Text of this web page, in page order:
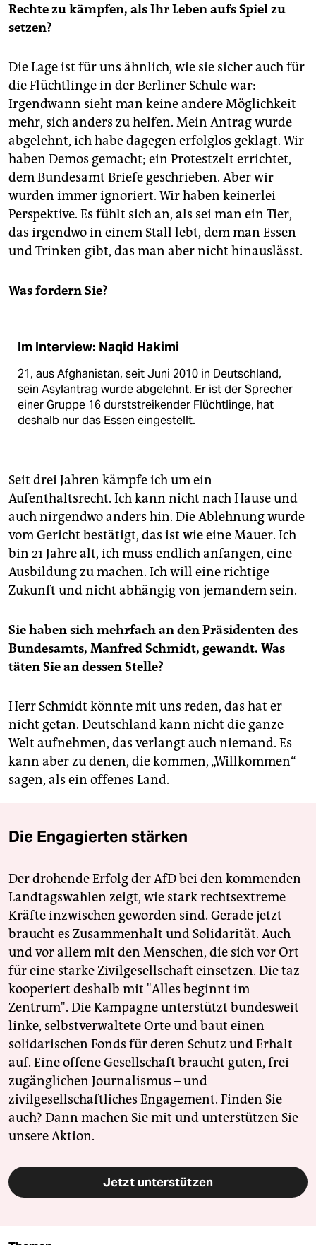
Rechte zu kämpfen, als Ihr Leben aufs Spiel zu
setzen?
Die Lage ist für uns ähnlich, wie sie sicher auch für
die Flüchtlinge in der Berliner Schule war:
Irgendwann sieht man keine andere Möglichkeit
mehr, sich anders zu helfen. Mein Antrag wurde
abgelehnt, ich habe dagegen erfolglos geklagt. Wir
haben Demos gemacht; ein Protestzelt errichtet,
dem Bundesamt Briefe geschrieben. Aber wir
wurden immer ignoriert. Wir haben keinerlei
Perspektive. Es fühlt sich an, als sei man ein Tier,
das irgendwo in einem Stall lebt, dem man Essen
und Trinken gibt, das man aber nicht hinauslässt.
Was fordern Sie?
Im Interview: Naqid Hakimi
21, aus Afghanistan, seit Juni 2010 in Deutschland,
sein Asylantrag wurde abgelehnt. Er ist der Sprecher
einer Gruppe 16 durststreikender Flüchtlinge, hat
deshalb nur das Essen eingestellt.
Seit drei Jahren kämpfe ich um ein
Aufenthaltsrecht. Ich kann nicht nach Hause und
auch nirgendwo anders hin. Die Ablehnung wurde
vom Gericht bestätigt, das ist wie eine Mauer. Ich
bin 21 Jahre alt, ich muss endlich anfangen, eine
Ausbildung zu machen. Ich will eine richtige
Zukunft und nicht abhängig von jemandem sein.
Sie haben sich mehrfach an den Präsidenten des
Bundesamts, Manfred Schmidt, gewandt. Was
täten Sie an dessen Stelle?
Herr Schmidt könnte mit uns reden, das hat er
nicht getan. Deutschland kann nicht die ganze
Welt aufnehmen, das verlangt auch niemand. Es
kann aber zu denen, die kommen, „Willkommen“
sagen, als ein offenes Land.
Die Engagierten stärken
Der drohende Erfolg der AfD bei den kommenden
Landtagswahlen zeigt, wie stark rechtsextreme
Kräfte inzwischen geworden sind. Gerade jetzt
braucht es Zusammenhalt und Solidarität. Auch
und vor allem mit den Menschen, die sich vor Ort
für eine starke Zivilgesellschaft einsetzen. Die taz
kooperiert deshalb mit "Alles beginnt im
Zentrum". Die Kampagne unterstützt bundesweit
linke, selbstverwaltete Orte und baut einen
solidarischen Fonds für deren Schutz und Erhalt
auf. Eine offene Gesellschaft braucht guten, frei
zugänglichen Journalismus – und
zivilgesellschaftliches Engagement. Finden Sie
auch? Dann machen Sie mit und unterstützen Sie
unsere Aktion.
Jetzt unterstützen